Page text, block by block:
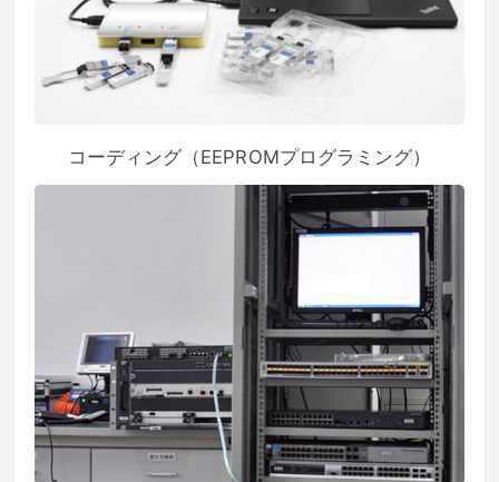
コーディング（EEPROMプログラミング）